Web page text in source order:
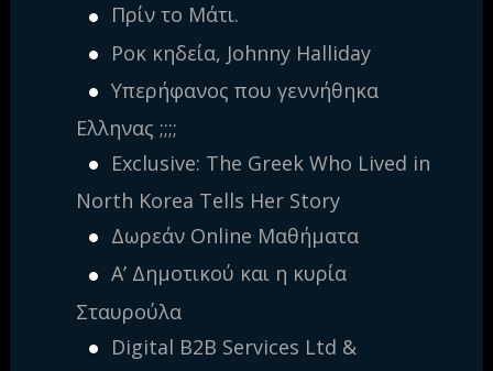
Πρίν το Μάτι.
Ροκ κηδεία, Johnny Halliday
Υπερήφανος που γεννήθηκα
Ελληνας ;;;;
Exclusive: The Greek Who Lived in
North Korea Tells Her Story
Δωρεάν Online Μαθήματα
Α’ Δημοτικού και η κυρία
Σταυρούλα
Digital B2B Services Ltd &